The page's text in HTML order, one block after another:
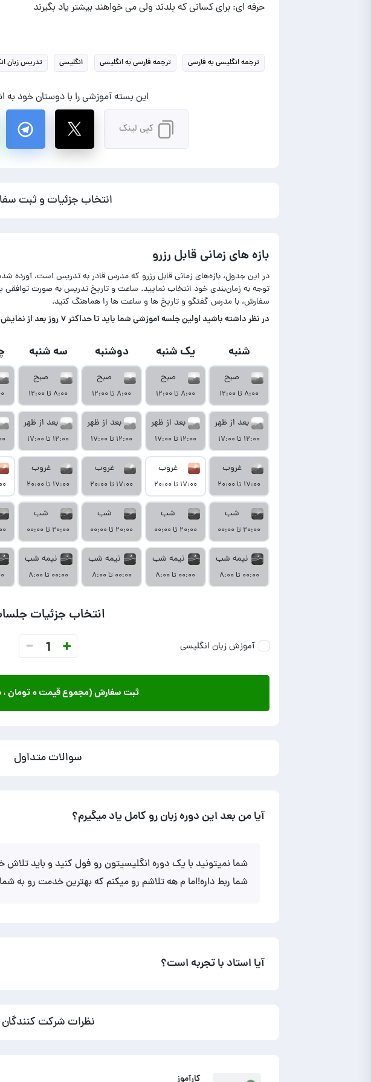
حرفه ای: برای کسانی که بلدند ولی می خواهند بیشتر یاد بگیرند
ترجمه انگلیسی به فارسی ترجمه فارسی به انگلیسی انگلیسی تدریس زبان
این بسته آموزشی را با دوستان خود به
کپی لینک
انتخاب جزئیات و ثبت
بازه های زمانی قابل رزرو
در این جدول، بازه‌های زمانی قابل رزرو که مدرس قادر به تدریس است، آورده
توجه به زمان‌بندی خود انتخاب نمایید. ساعت و تاریخ تدریس به صورت
سفارش، با مدرس گفتگو و تاریخ ها و ساعت ها را هماهنگ کنید.
در‌ نظر داشته باشید اولین جلسه آموزشی شما باید تا حداکثر ۷ روز بعد از نمایش آموزش برگزار گردد.
شنبه
صبح
۸:۰۰ تا ۱۲:۰۰
بعد از ظهر
۱۲:۰۰ تا ۱۷:۰۰
غروب
۱۷:۰۰ تا ۲۰:۰۰
شب
۲۰:۰۰ تا ۰۰:۰۰
نیمه شب
۰۰:۰۰ تا ۸:۰۰
یک شنبه
صبح
۸:۰۰ تا ۱۲:۰۰
بعد از ظهر
۱۲:۰۰ تا ۱۷:۰۰
غروب
۱۷:۰۰ تا ۲۰:۰۰
شب
۲۰:۰۰ تا ۰۰:۰۰
نیمه شب
۰۰:۰۰ تا ۸:۰۰
دوشنبه
صبح
۸:۰۰ تا ۱۲:۰۰
بعد از ظهر
۱۲:۰۰ تا ۱۷:۰۰
غروب
۱۷:۰۰ تا ۲۰:۰۰
شب
۲۰:۰۰ تا ۰۰:۰۰
نیمه شب
۰۰:۰۰ تا ۸:۰۰
سه شنبه
صبح
۸:۰۰ تا ۱۲:۰۰
بعد از ظهر
۱۲:۰۰ تا ۱۷:۰۰
غروب
۱۷:۰۰ تا ۲۰:۰۰
شب
۲۰:۰۰ تا ۰۰:۰۰
نیمه شب
۰۰:۰۰ تا ۸:۰۰
انتخاب جزئیات
آموزش زبان انگلیسی +
1
-
ثبت سفارش (مجموع قیمت۰ تومان
سوالات متداول
آیا من بعد این دوره زبان رو کامل یاد میگیرم؟
شما نمیتونید با یک دوره انگلیسیتون رو فول کنید و باید
شما ربط داره!اما م هه تلاشم رو میکنم که بهترین خدمت رو به
آیا استاد با تجربه است؟
نظرات شرکت کنندگان
کارآموز